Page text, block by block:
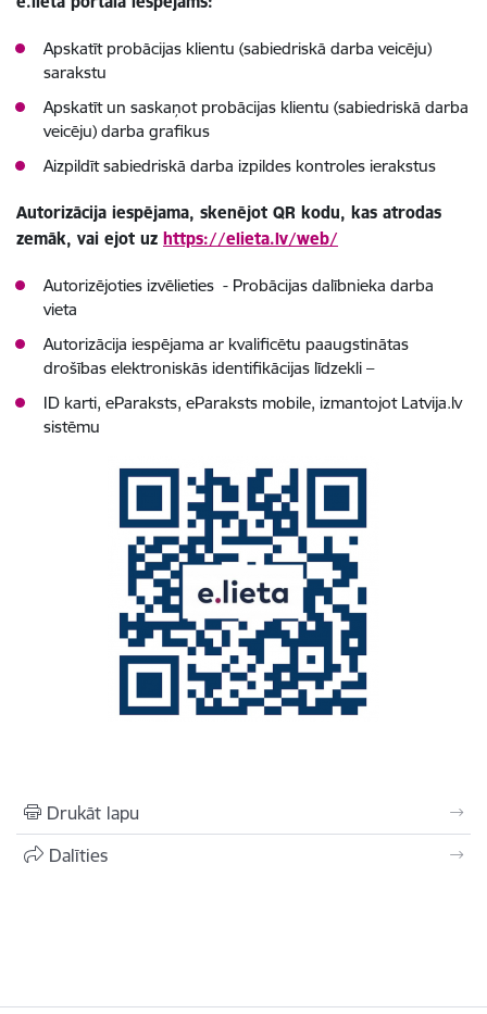
Apskatīt probācijas klientu (sabiedriskā darba veicēju)
sarakstu
Apskatīt un saskaņot probācijas klientu (sabiedriskā darba
veicēju) darba grafikus
Aizpildīt sabiedriskā darba izpildes kontroles ierakstus
Autorizācija iespējama, skenējot QR kodu, kas atrodas
zemāk, vai ejot uz https://elieta.lv/web/
Autorizējoties izvēlieties - Probācijas dalībnieka darba
vieta
Autorizācija iespējama ar kvalificētu paaugstinātas
drošības elektroniskās identifikācijas līdzekli –
ID karti, eParaksts, eParaksts mobile, izmantojot Latvija.lv
sistēmu
Drukāt lapu
Dalīties